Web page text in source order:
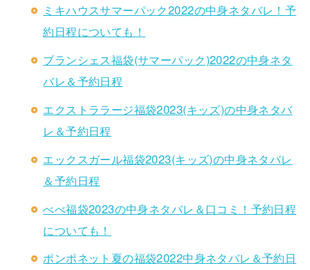
ミキハウスサマーパック2022の中身ネタバレ！予
約日程についても！
ブランシェス福袋(サマーパック)2022の中身ネタ
バレ＆予約日程
エクストララージ福袋2023(キッズ)の中身ネタバ
レ＆予約日程
エックスガール福袋2023(キッズ)の中身ネタバレ
＆予約日程
べべ福袋2023の中身ネタバレ＆口コミ！予約日程
についても！
ポンポネット夏の福袋2022中身ネタバレ＆予約日